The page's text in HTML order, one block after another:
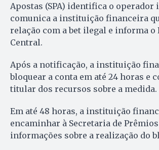
Apostas (SPA) identifica o operador
comunica a instituição financeira
relação com a bet ilegal e informa o
Central.
Após a notificação, a instituição
bloquear a conta em até 24 horas e
titular dos recursos sobre a medida.
Em até 48 horas, a instituição
encaminhar à Secretaria de
informações sobre a realização do